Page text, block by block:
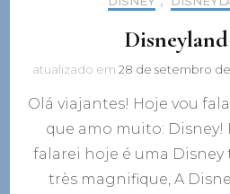
atualizado em 28 de setembro
Olá viajantes! Hoje vou
que amo muito: Disney!
falarei hoje é uma Disney
très magnifique, A